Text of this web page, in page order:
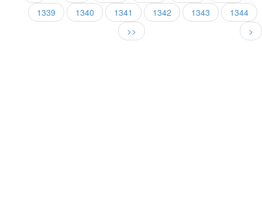
1339
1340 1341 1342 1343
1344
>
>>